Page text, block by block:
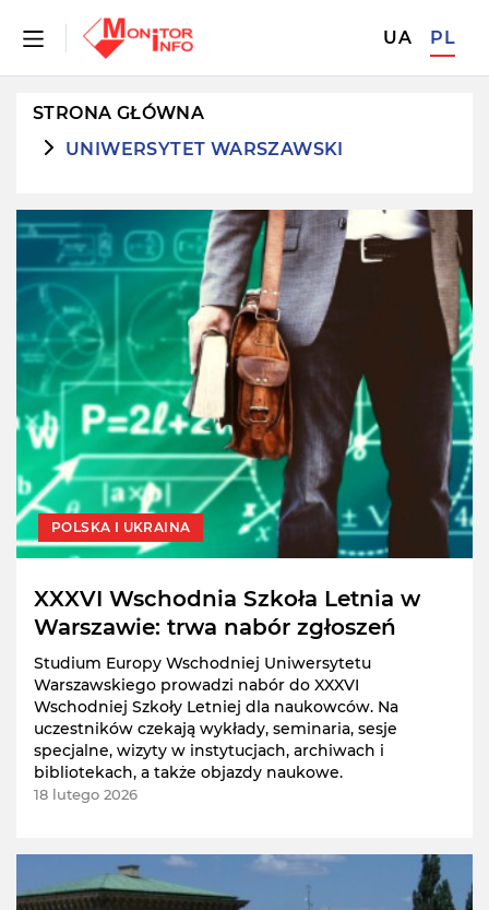
UA PL
STRONA GŁÓWNA
UNIWERSYTET WARSZAWSKI
POLSKA I UKRAINA
XXXVI Wschodnia Szkoła Letnia w
Warszawie: trwa nabór zgłoszeń
Studium Europy Wschodniej Uniwersytetu
Warszawskiego prowadzi nabór do XXXVI
Wschodniej Szkoły Letniej dla naukowców. Na
uczestników czekają wykłady, seminaria, sesje
specjalne, wizyty w instytucjach, archiwach i
bibliotekach, a także objazdy naukowe.
18 lutego 2026